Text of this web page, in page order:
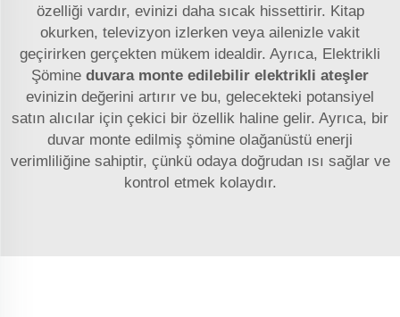
özelliği vardır, evinizi daha sıcak hissettirir. Kitap
okurken, televizyon izlerken veya ailenizle vakit
geçirirken gerçekten mükem idealdir. Ayrıca, Elektrikli
Şömine duvara monte edilebilir elektrikli ateşler
evinizin değerini artırır ve bu, gelecekteki potansiyel
satın alıcılar için çekici bir özellik haline gelir. Ayrıca, bir
duvar monte edilmiş şömine olağanüstü enerji
verimliliğine sahiptir, çünkü odaya doğrudan ısı sağlar ve
kontrol etmek kolaydır.